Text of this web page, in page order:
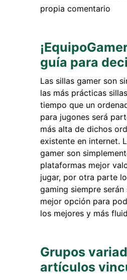
propia comentario
guía para
Las sillas gamer son
las más prácticas
tiempo que un
para jugones será
más alta de dichos
existente en internet.
gamer son
plataformas mejor
jugar, por otra parte
gaming siempre serán
mejor opción para
los mejores y más
Grupos
artículos